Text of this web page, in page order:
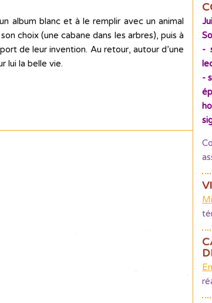
album blanc et à le remplir avec un animal
choix (une cabane dans les arbres), puis à
de leur invention. Au retour, autour d’une
lui la belle vie.
-
-